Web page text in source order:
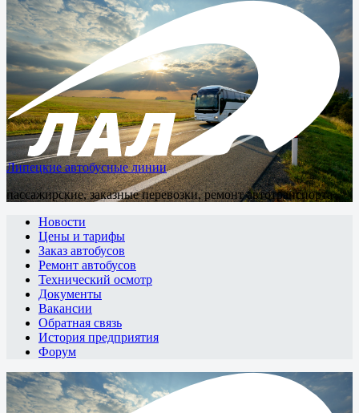
Липецкие автобусные линии
пассажирские, заказные перевозки, ремонт автотранспорта
Новости
Цены и тарифы
Заказ автобусов
Ремонт автобусов
Технический осмотр
Документы
Вакансии
Обратная связь
История предприятия
Форум